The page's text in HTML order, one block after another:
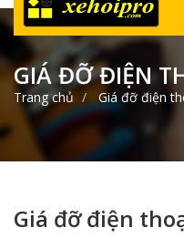
GIÁ ĐỠ ĐIỆN
Trang chủ Giá đỡ điện
Giá đỡ điện